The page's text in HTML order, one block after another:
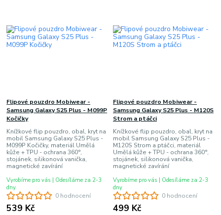
0 hodnocení
Flipové pouzdro Mobiwear -
Samsung Galaxy S25 Plus - M099P
Kočičky
Knížkové flip pouzdro, obal, kryt na
mobil Samsung Galaxy S25 Plus -
M099P Kočičky, materiál Umělá
kůže + TPU - ochrana 360°,
stojánek, silikonová vanička,
magnetické zavírání
539 Kč
Vyrobíme pro vás | Odesíláme za 2-3
dny
0 hodnocení
Flipové pouzdro Mobiwear -
Samsung Galaxy S25 Plus - M120S
Strom a ptáčci
Knížkové flip pouzdro, obal, kryt na
mobil Samsung Galaxy S25 Plus -
M120S Strom a ptáčci, materiál
Umělá kůže + TPU - ochrana 360°,
stojánek, silikonová vanička,
magnetické zavírání
499 Kč
Vyrobíme pro vás | Odesíláme za 2-3
dny